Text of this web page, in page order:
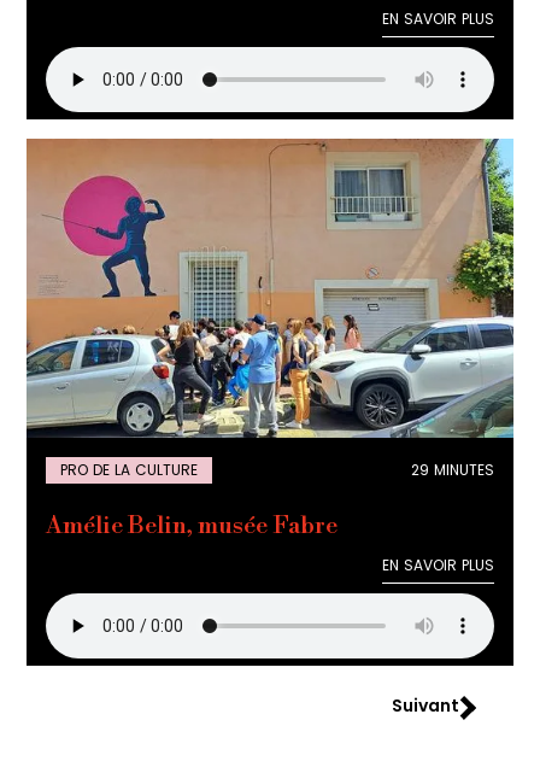
EN SAVOIR PLUS
EN SAVOIR PLUS
PRO DE LA CULTURE 29 MINUTES
Amélie Belin, musée Fabre
EN SAVOIR PLUS
EN SAVOIR PLUS
Suivant